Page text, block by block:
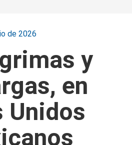
de 2026
y
en
Unidos